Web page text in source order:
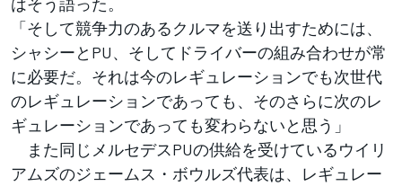
「そして競争力のあるクルマを送り出すためには、
シャシーとPU、そしてドライバーの組み合わせが常
に必要だ。それは今のレギュレーションでも次世代
のレギュレーションであっても、そのさらに次のレ
ギュレーションであっても変わらないと思う」
また同じメルセデスPUの供給を受けているウイリ
アムズのジェームス・ボウルズ代表は、レギュレー